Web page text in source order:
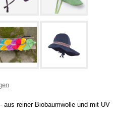
aus reiner Biobaumwolle und mit UV